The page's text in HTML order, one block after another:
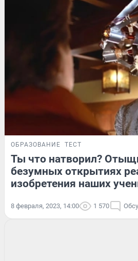
ОБРАЗОВАНИЕ ТЕСТ
Ты что натворил?
безумных открытиях
изобретения наших
8 февраля, 2023, 14:00 1 570